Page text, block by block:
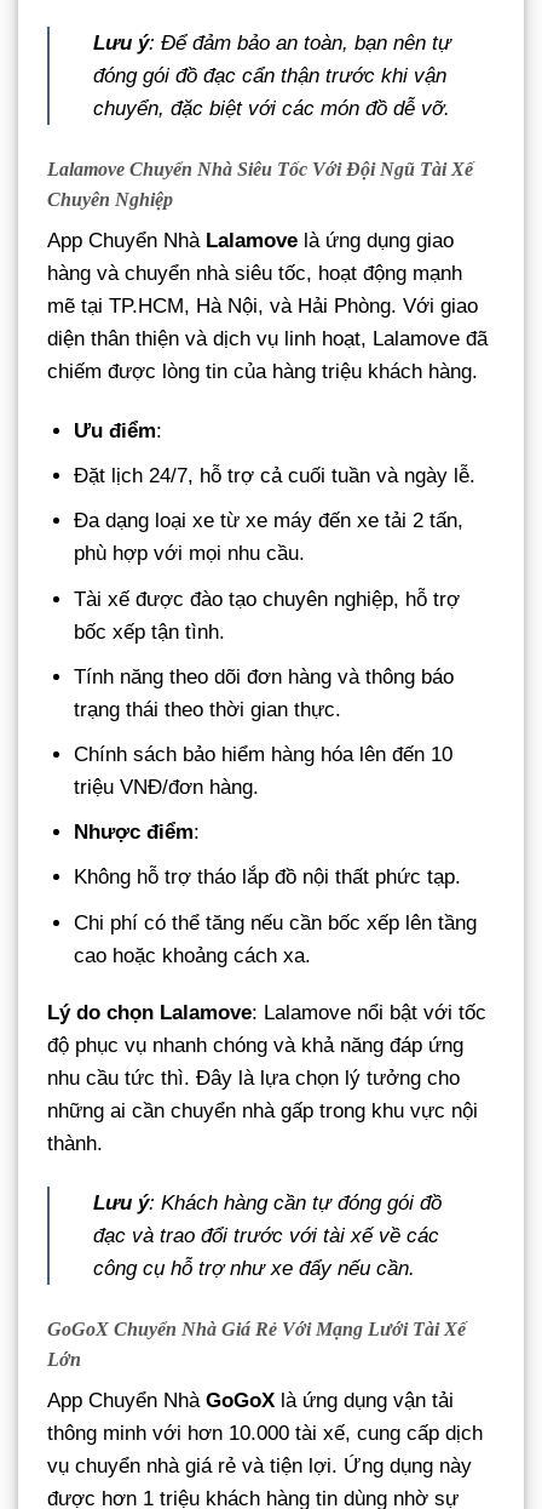
Lưu ý: Để đảm bảo an toàn, bạn nên tự
đóng gói đồ đạc cẩn thận trước khi vận
chuyển, đặc biệt với các món đồ dễ vỡ.
Lalamove Chuyển Nhà Siêu Tốc Với Đội Ngũ Tài Xế
Chuyên Nghiệp
App Chuyển Nhà Lalamove là ứng dụng giao
hàng và chuyển nhà siêu tốc, hoạt động mạnh
mẽ tại TP.HCM, Hà Nội, và Hải Phòng. Với giao
diện thân thiện và dịch vụ linh hoạt, Lalamove đã
chiếm được lòng tin của hàng triệu khách hàng.
Ưu điểm:
Đặt lịch 24/7, hỗ trợ cả cuối tuần và ngày lễ.
Đa dạng loại xe từ xe máy đến xe tải 2 tấn,
phù hợp với mọi nhu cầu.
Tài xế được đào tạo chuyên nghiệp, hỗ trợ
bốc xếp tận tình.
Tính năng theo dõi đơn hàng và thông báo
trạng thái theo thời gian thực.
Chính sách bảo hiểm hàng hóa lên đến 10
triệu VNĐ/đơn hàng.
Nhược điểm:
Không hỗ trợ tháo lắp đồ nội thất phức tạp.
Chi phí có thể tăng nếu cần bốc xếp lên tầng
cao hoặc khoảng cách xa.
Lý do chọn Lalamove: Lalamove nổi bật với tốc
độ phục vụ nhanh chóng và khả năng đáp ứng
nhu cầu tức thì. Đây là lựa chọn lý tưởng cho
những ai cần chuyển nhà gấp trong khu vực nội
thành.
Lưu ý: Khách hàng cần tự đóng gói đồ
đạc và trao đổi trước với tài xế về các
công cụ hỗ trợ như xe đẩy nếu cần.
GoGoX Chuyển Nhà Giá Rẻ Với Mạng Lưới Tài Xế
Lớn
App Chuyển Nhà GoGoX là ứng dụng vận tải
thông minh với hơn 10.000 tài xế, cung cấp dịch
vụ chuyển nhà giá rẻ và tiện lợi. Ứng dụng này
được hơn 1 triệu khách hàng tin dùng nhờ sự